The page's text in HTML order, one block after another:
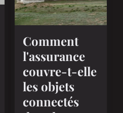
Comment
l'assurance
couvre-t-elle
les objets
connectés